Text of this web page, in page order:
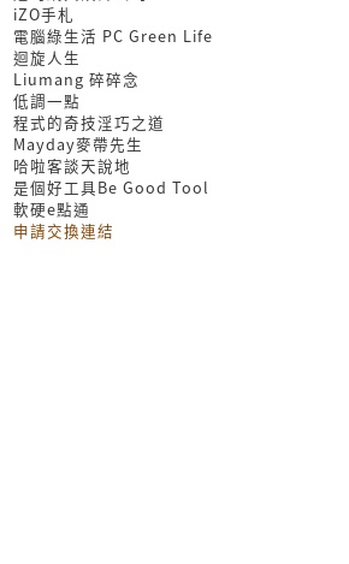
iZO手札
電腦綠生活 PC Green Life
迴旋人生
Liumang 碎碎念
低調一點
程式的奇技淫巧之道
Mayday麥帶先生
哈啦客談天說地
是個好工具Be Good Tool
軟硬e點通
申請交換連結